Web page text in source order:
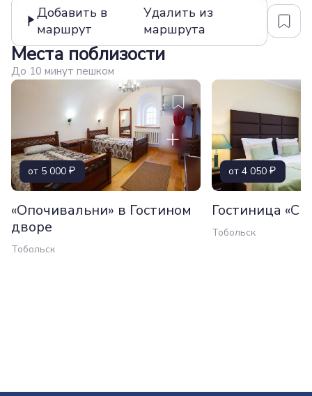
Добавить в
маршрут
Удалить из
маршрута
Места поблизости
До 10 минут пешком
от 5 000
«Опочивальни» в Гостином
дворе
Тобольск
от 4 050
Гостиница
Тобольск